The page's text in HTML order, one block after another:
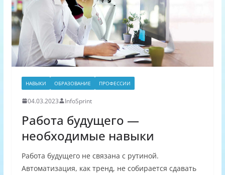
НАВЫКИ ОБРАЗОВАНИЕ ПРОФЕССИИ
04.03.2023 InfoSprint
Работа будущего —
необходимые навыки
Работа будущего не связана с рутиной.
Автоматизация, как тренд, не собирается сдавать